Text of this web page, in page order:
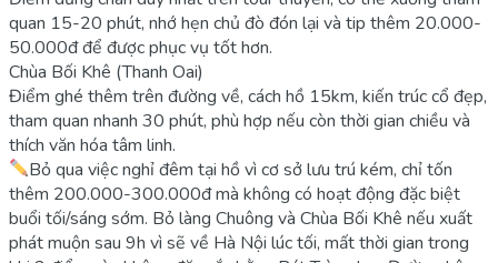
quan 15-20 phút, nhớ hẹn chủ đò đón lại và tip thêm 20.000-
50.000đ để được phục vụ tốt hơn.
Chùa Bối Khê (Thanh Oai)
Điểm ghé thêm trên đường về, cách hồ 15km, kiến trúc cổ đẹp,
tham quan nhanh 30 phút, phù hợp nếu còn thời gian chiều và
thích văn hóa tâm linh.
Bỏ qua việc nghỉ đêm tại hồ vì cơ sở lưu trú kém, chỉ tốn
thêm 200.000-300.000đ mà không có hoạt động đặc biệt
buổi tối/sáng sớm. Bỏ làng Chuông và Chùa Bối Khê nếu xuất
phát muộn sau 9h vì sẽ về Hà Nội lúc tối, mất thời gian trong